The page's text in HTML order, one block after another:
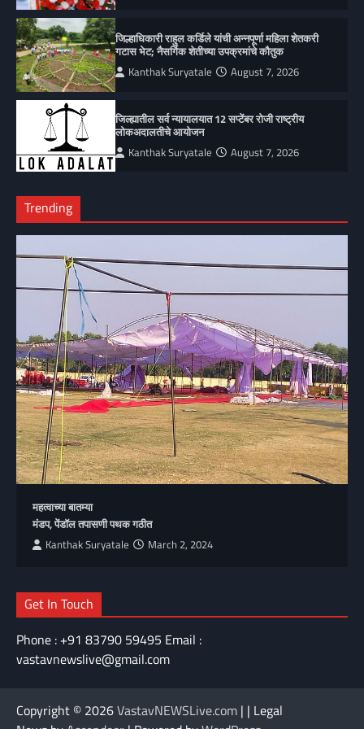
जिल्हाधिकारी राहुल कर्डिले यांची अन्नपूर्णा महिला शेतकरी
गटास भेट; नैसर्गिक शेतीच्या उपक्रमांचे कौतुक
Kanthak Suryatale August 7, 2026
जिल्ह्यातील सर्व न्यायालयात 12 सप्टेंबर रोजी राष्ट्रीय
लोकअदालतीचे आयोजन
Kanthak Suryatale August 7, 2026
Trending
महत्वाच्या बातम्या
मंडप, पेंडॉल तपासणी पथक गठीत
Kanthak Suryatale March 2, 2024
Get In Touch
Phone : +91 83790 59495 Email :
vastavnewslive@gmail.com
Copyright © 2026VastavNEWSLive.com | | Legal